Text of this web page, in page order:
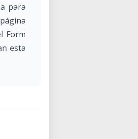
para
Form
esta